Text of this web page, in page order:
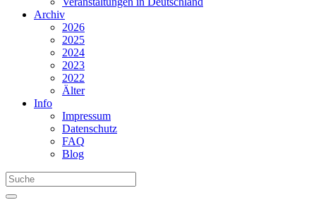
Archiv
2026
2025
2024
2023
2022
Älter
Info
Impressum
Datenschutz
FAQ
Blog